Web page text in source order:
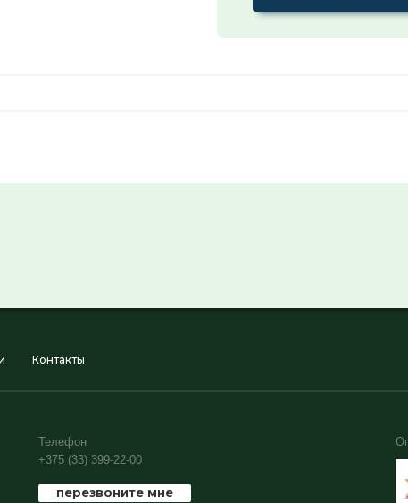
Контакты
Телефон
+375 (33) 399-22-00
перезвоните мне